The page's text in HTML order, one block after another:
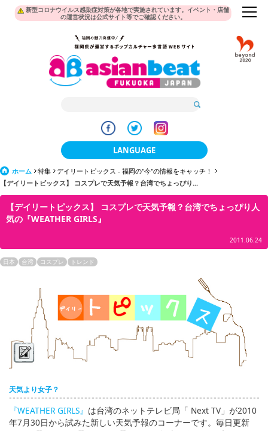
新型コロナウイルス感染症対策が各地で実施されています。イベント・店舗
の運営状況は公式サイト等でご確認ください。
LANGUAGE
日本語
한국어
ภาษาไทย
tiéng Viêt
Bahasa Indonesia
ホーム 特集
デイリートピックス - 福岡の"今"の情報をキャッチ！
【デイリートピックス】 コスプレで天気予報？台湾でちょっぴり...
【デイリートピックス】 コスプレで天気予報？台湾でちょっぴり人
気の『WEATHER GIRLS』
2011.06.24
日本 台湾 コスプレ トレンド
天気より女子？
『WEATHER GIRLS』 は台湾のネットテレビ局「 Next TV」が2010
年7月30日から試みた新しい天気予報のコーナーです。毎日更新